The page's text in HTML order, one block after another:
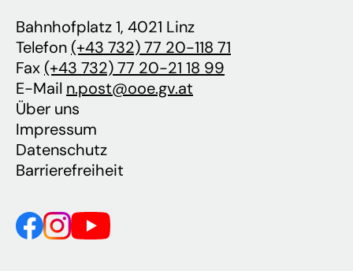
Bahnhofplatz 1, 4021 Linz
Telefon (+43 732) 77 20-118 71
Fax (+43 732) 77 20-21 18 99
E-Mail n.post@ooe.gv.at
Über uns
Impressum
Datenschutz
Barrierefreiheit